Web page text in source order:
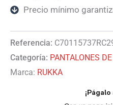
Precio mínimo
Referencia:
Categoría: PANTALONES
Marca: RUKKA